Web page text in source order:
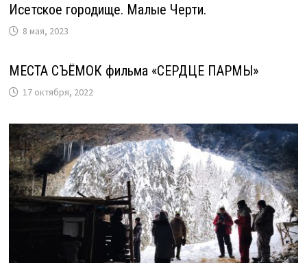
Исетское городище. Малые Черти.
8 мая, 2023
МЕСТА СЪЁМОК фильма «СЕРДЦЕ ПАРМЫ»
17 октября, 2022